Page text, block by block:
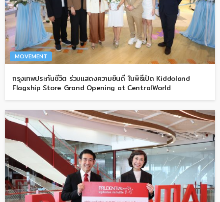
MOVEMENT
กรุงเทพประกันชีวิต ร่วมแสดงความยินดี ในพิธีเปิด Kiddoland
Flagship Store Grand Opening at CentralWorld